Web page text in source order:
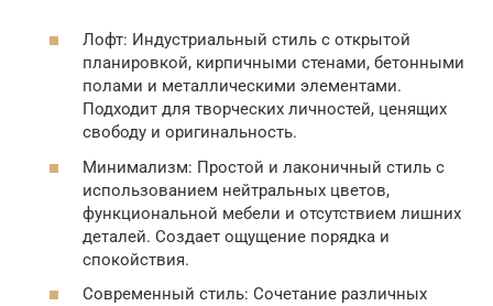
Лофт: Индустриальный стиль с открытой
планировкой, кирпичными стенами, бетонными
полами и металлическими элементами.
Подходит для творческих личностей, ценящих
свободу и оригинальность.
Минимализм: Простой и лаконичный стиль с
использованием нейтральных цветов,
функциональной мебели и отсутствием лишних
деталей. Создает ощущение порядка и
спокойствия.
Современный стиль: Сочетание различных